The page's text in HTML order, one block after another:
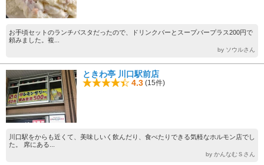
お手頃セットのランチパスタだったので、ドリンクバーとスープバープラス200円で
頼みました。複...
by ソウルさん
ときわ亭 川口駅前店
4.3 (15件)
川口駅をからも近くて、美味しいく飲んだり、食べたりできる気軽なホルモン店でし
た。 席にある...
by かんなむＳさん